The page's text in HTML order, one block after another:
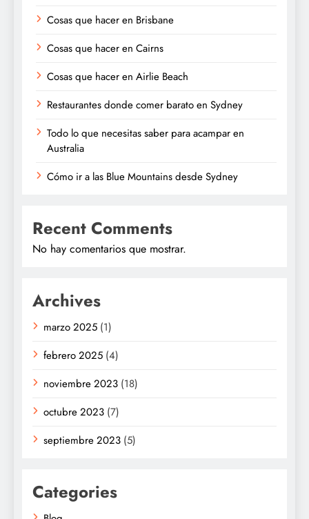
Cosas que hacer en Brisbane
Cosas que hacer en Cairns
Cosas que hacer en Airlie Beach
Restaurantes donde comer barato en Sydney
Todo lo que necesitas saber para acampar en
Australia
Cómo ir a las Blue Mountains desde Sydney
Recent Comments
No hay comentarios que mostrar.
Archives
marzo 2025 (1)
febrero 2025 (4)
noviembre 2023 (18)
octubre 2023 (7)
septiembre 2023 (5)
Categories